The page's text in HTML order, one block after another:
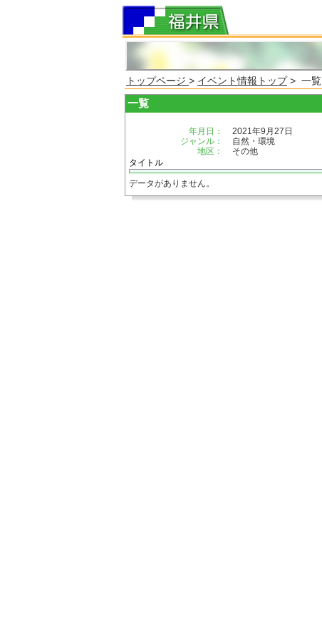
トップページ > イベント情報トップ> 一覧
一覧
年月日：
2021年9月27日
ジャンル：
自然・環境
地区：
その他
タイトル
データがありません。